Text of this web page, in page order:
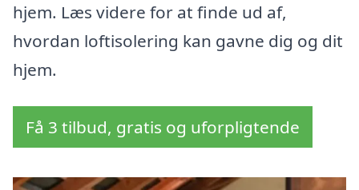
hjem. Læs videre for at finde ud af,
hvordan loftisolering kan gavne dig og dit
hjem.
Få 3 tilbud, gratis og uforpligtende